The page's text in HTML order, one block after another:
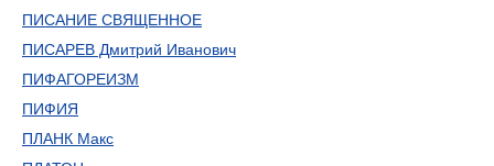
ПИСАНИЕ СВЯЩЕННОЕ
ПИСАРЕВ Дмитрий Иванович
ПИФАГОРЕИЗМ
ПИФИЯ
ПЛАНК Макс